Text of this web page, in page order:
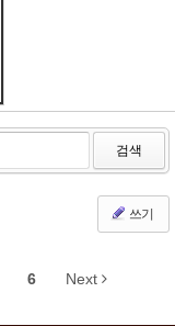
검색
쓰기
6 Next